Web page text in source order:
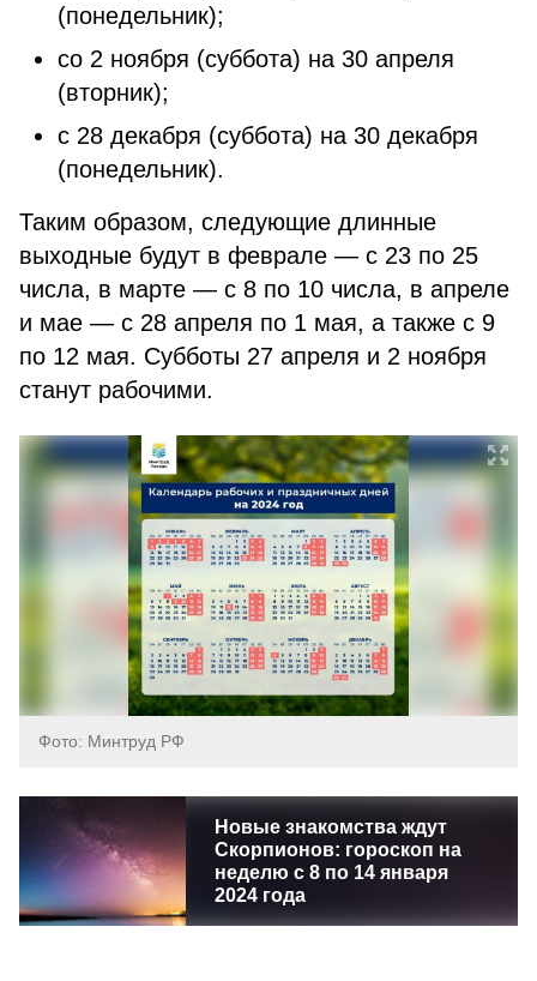
(понедельник);
со 2 ноября (суббота) на 30 апреля
(вторник);
с 28 декабря (суббота) на 30 декабря
(понедельник).
Таким образом, следующие длинные
выходные будут в феврале — с 23 по 25
числа, в марте — с 8 по 10 числа, в апреле
и мае — с 28 апреля по 1 мая, а также с 9
по 12 мая. Субботы 27 апреля и 2 ноября
станут рабочими.
Фото: Минтруд РФ
Новые знакомства ждут
Скорпионов: гороскоп на
неделю с 8 по 14 января
2024 года